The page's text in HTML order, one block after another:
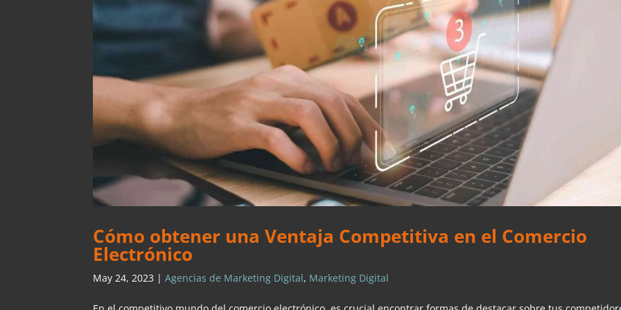
Cómo obtener una Ventaja Competitiva en el Comercio
Electrónico
May 24, 2023 |Agencias de Marketing Digital, Marketing Digital